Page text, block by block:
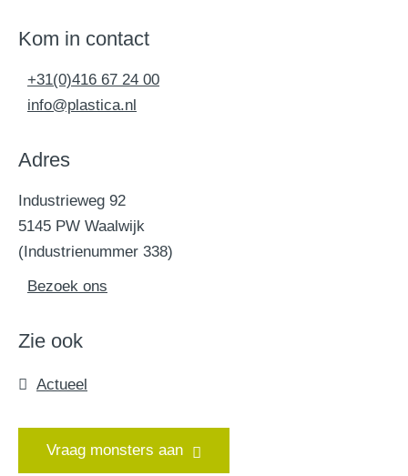
Kom in contact
+31(0)416 67 24 00
info@plastica.nl
Adres
Industrieweg 92
5145 PW Waalwijk
(Industrienummer 338)
Bezoek ons
Zie ook
Actueel
Vraag monsters aan